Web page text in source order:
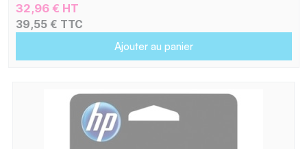
32,96 € HT
39,55 € TTC
Ajouter au panier